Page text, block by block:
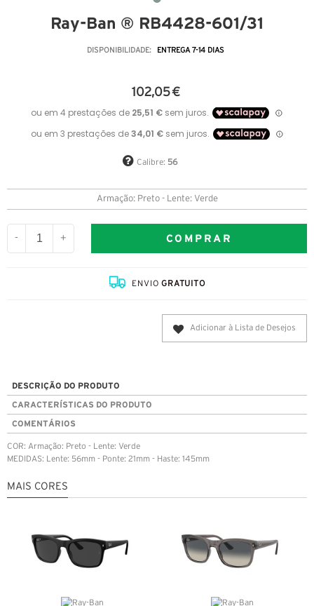
Ray-Ban ® RB4428-601/31
DISPONIBILIDADE: ENTREGA 7-14 DIAS
102,05 €
Calibre: 56
Armação: Preto - Lente: Verde
- + COMPRAR
ENVIOGRATUITO
Adicionar à Lista de Desejos
DESCRIÇÃO DO PRODUTO
CARACTERÍSTICAS DO PRODUTO
COMENTÁRIOS
COR: Armação: Preto - Lente: Verde
MEDIDAS: Lente: 56mm - Ponte: 21mm - Haste: 145mm
MAIS CORES